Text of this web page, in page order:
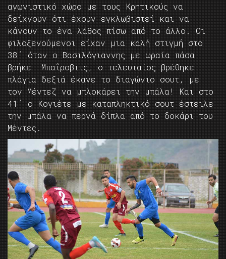
αγωνιστικό χώρο με τους Κρητικούς να
δείχνουν ότι έχουν εγκλωβιστεί και να
κάνουν το ένα λάθος πίσω από το άλλο. Οι
φιλοξενούμενοι είχαν μια καλή στιγμή στο
38΄ όταν ο Βασιλόγιαννης με ωραία πάσα
βρήκε Μπαΐροβιτς, ο τελευταίος βρέθηκε
πλάγια δεξιά έκανε το διαγώνιο σουτ, με
τον Μέντεζ να μπλοκάρει την μπάλα! Και στο
41΄ ο Κογιέτε με καταπληκτικό σουτ έστειλε
την μπάλα να περνά δίπλα από το δοκάρι του
Μέντες.